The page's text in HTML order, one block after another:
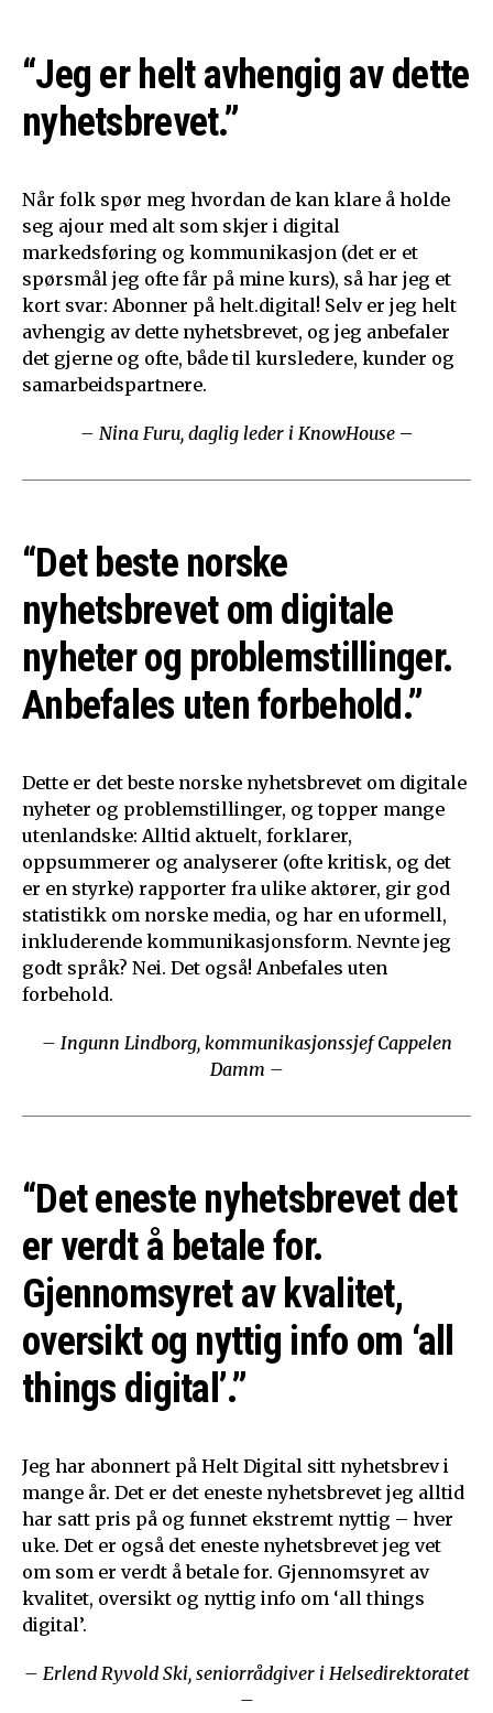
“Jeg er helt avhengig av dette
nyhetsbrevet.”
Når folk spør meg hvordan de kan klare å holde
seg ajour med alt som skjer i digital
markedsføring og kommunikasjon (det er et
spørsmål jeg ofte får på mine kurs), så har jeg et
kort svar: Abonner på helt.digital! Selv er jeg helt
avhengig av dette nyhetsbrevet, og jeg anbefaler
det gjerne og ofte, både til kursledere, kunder og
samarbeidspartnere.
– Nina Furu, daglig leder i KnowHouse –
“Det beste norske
nyhetsbrevet om digitale
nyheter og problemstillinger.
Anbefales uten forbehold.”
Dette er det beste norske nyhetsbrevet om digitale
nyheter og problemstillinger, og topper mange
utenlandske: Alltid aktuelt, forklarer,
oppsummerer og analyserer (ofte kritisk, og det
er en styrke) rapporter fra ulike aktører, gir god
statistikk om norske media, og har en uformell,
inkluderende kommunikasjonsform. Nevnte jeg
godt språk? Nei. Det også! Anbefales uten
forbehold.
– Ingunn Lindborg, kommunikasjonssjef Cappelen
Damm –
“Det eneste nyhetsbrevet det
er verdt å betale for.
Gjennomsyret av kvalitet,
oversikt og nyttig info om ‘all
things digital’.”
Jeg har abonnert på Helt Digital sitt nyhetsbrev i
mange år. Det er det eneste nyhetsbrevet jeg alltid
har satt pris på og funnet ekstremt nyttig – hver
uke. Det er også det eneste nyhetsbrevet jeg vet
om som er verdt å betale for. Gjennomsyret av
kvalitet, oversikt og nyttig info om ‘all things
digital’.
– Erlend Ryvold Ski, seniorrådgiver i Helsedirektoratet
–